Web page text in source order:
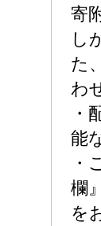
寄
し
た
わ
・
能
・
欄
を